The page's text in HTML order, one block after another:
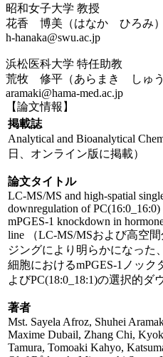
昭和女子大学 教授
花香 博美（はなか ひろみ）
h-hanaka@swu.ac.jp
浜松医科大学 特任助教
荒牧 修平（あらまき しゅう
aramaki@hama-med.ac.jp
【論文情報】
掲載誌
Analytical and Bioanalytical
日、オンライン版に掲載）
論文タイトル
LC-MS/MS and high-spatial
downregulation of
mPGES-1 knockdown in
line （LC-MS/MSおよび高空
ジングにより明らかになった
細胞におけるmPGES-1ノック
よびPC(18:0_18:1)の選択的ダ
著者
Mst. Sayela Afroz, Shuhei
Maxime Dubail, Zhang Chi,
Tamura, Tomoaki Kahyo,